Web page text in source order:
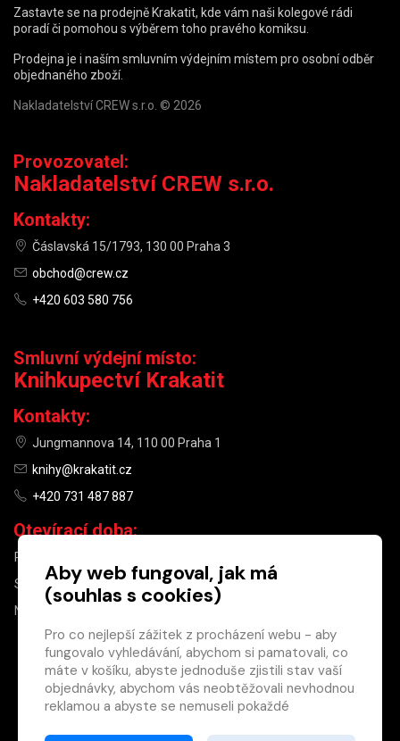
×
Máte u nás již
registrovaný
účet?
Zastavte se na prodejně Krakatit, kde vám naši kolegové rádi
poradí či pomohou s výběrem toho pravého komiksu.
Prodejna je i naším smluvním výdejním místem pro osobní odběr
objednaného zboží.
Nakladatelství CREW s.r.o. © 2026
Provozovatel:
Nakladatelství CREW s.r.o.
Kontakty:
Čáslavská 15/1793, 130 00 Praha 3
obchod@crew.cz
+420 603 580 756
Smluvní výdejní místo:
Knihkupectví Krakatit
Kontakty:
Jungmannova 14, 110 00 Praha 1
knihy@krakatit.cz
+420 731 487 887
Otevírací doba:
PO–PÁ
SO
10:00–13:00
NE
Aby web fungoval, jak má
(souhlas s cookies)
Pro co nejlepší zážitek z procházení webu - aby
fungovalo vyhledávání, abychom si pamatovali, co
máte v košíku, abyste jednoduše zjistili stav vaší
objednávky, abychom vás neobtěžovali nevhodnou
reklamou a abyste se nemuseli pokaždé